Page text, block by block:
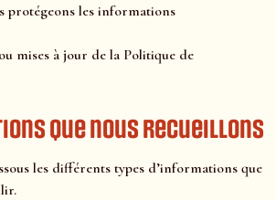
protégeons les informations
mises à jour de la Politique de
que nous recueillons
les différents types d’informations que